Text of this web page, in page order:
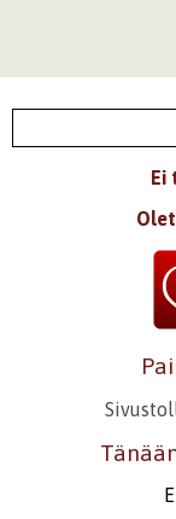
Ei